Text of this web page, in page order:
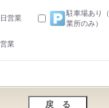
営業
駐車場あり
業所のみ）
業